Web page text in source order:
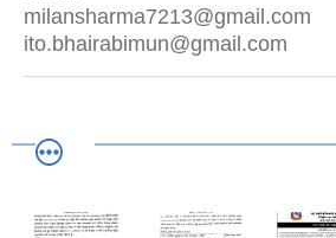
milansharma7213@gmail.com
ito.bhairabimun@gmail.com